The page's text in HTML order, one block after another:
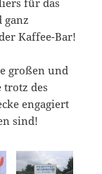
ganz
Kaffee-Bar!
großen und
des
engagiert
sind!